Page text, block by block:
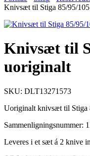
Knivsæt til Stiga 85/95/
Knivsæt til
uoriginalt
SKU: DLT13271573
Uoriginalt knivsæt til Stiga
Sammenligningsnummer:
Leveres i et sæt á 2 knive